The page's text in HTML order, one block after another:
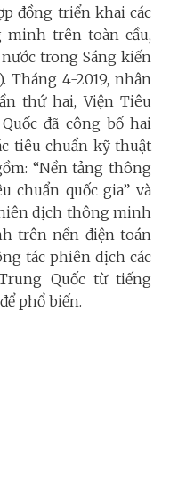
đồng triển khai các
trên toàn cầu,
trong Sáng kiến
Tháng 4-2019, nhân
thứ hai, Viện Tiêu
đã công bố hai
tiêu chuẩn kỹ thuật
“Nền tảng thông
chuẩn quốc gia” và
dịch thông minh
trên nền điện toán
tác phiên dịch các
Quốc từ tiếng
phổ biến.